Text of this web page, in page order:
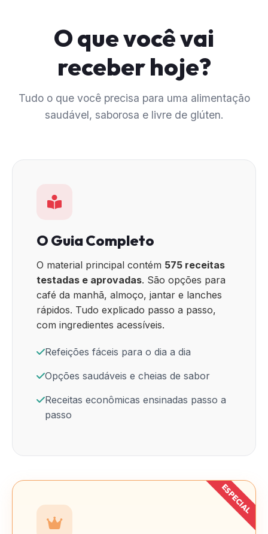
O que você vai
receber hoje?
Tudo o que você precisa para uma alimentação
saudável, saborosa e livre de glúten.
O Guia Completo
O material principal contém 575 receitas
testadas e aprovadas. São opções para
café da manhã, almoço, jantar e lanches
rápidos. Tudo explicado passo a passo,
com ingredientes acessíveis.
Refeições fáceis para o dia a dia
Opções saudáveis e cheias de sabor
Receitas econômicas ensinadas passo a
passo